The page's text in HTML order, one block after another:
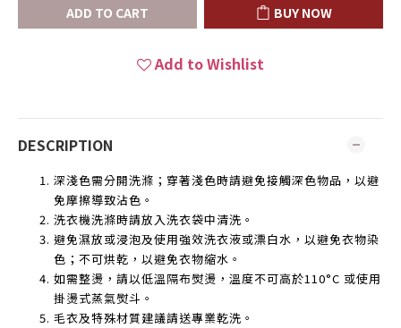
ADD TO CART BUY NOW
Add to Wishlist
DESCRIPTION
深淺色需分開洗滌；穿著淺色時請避免接觸深色物品，以避
免摩擦導致沾色。
洗衣機洗滌時請放入洗衣袋中清洗。
避免濕放或浸泡及使用強效洗衣液或漂白水，以避免衣物染
色；不可烘乾，以避免衣物縮水。
如需整燙，請以低溫隔布熨燙，溫度不可高於110°C 或使用
掛燙式蒸氣熨斗。
毛衣及特殊材質建議請送專業乾洗。